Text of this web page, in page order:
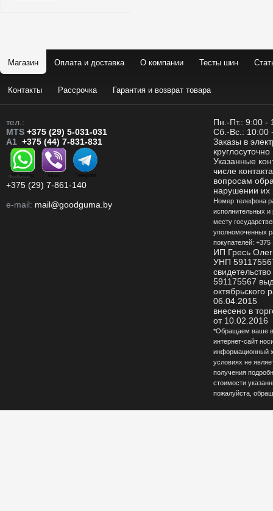
Магазин Оплата и доставка О компании Тесты шин
Контакты Рассрочка Гарантия и возврат товара
тел.:
MTS +375 (29) 5-031-031
A1 +375 (44) 7-831-831
+375 (29) 7-861-140
e-mail: mail@goodguma.by
Пн.-Пт.: 9:00 -
Сб.-Вс.: 10:00
Заказы в
круглосуточно
Указанные
числе
вопросам
нарушении их
Номер телефона
исполнительных и
месту
уполномоченных
покупателей:
ИП Гресь
УНП
591175567
октябрьского
06.04.2015
внесено в
от 10.02.2016
*Обращаем ваше
интернет-сайт
информационный
условиях не
получения
стоимости
пожалуйста,